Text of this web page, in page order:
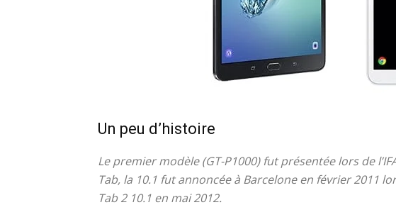
Un peu d’histoire
Le premier modèle (GT-P1000) fut présentée lors de
Tab, la 10.1 fut annoncée à Barcelone en février 2011
Tab 2 10.1 en mai 2012.